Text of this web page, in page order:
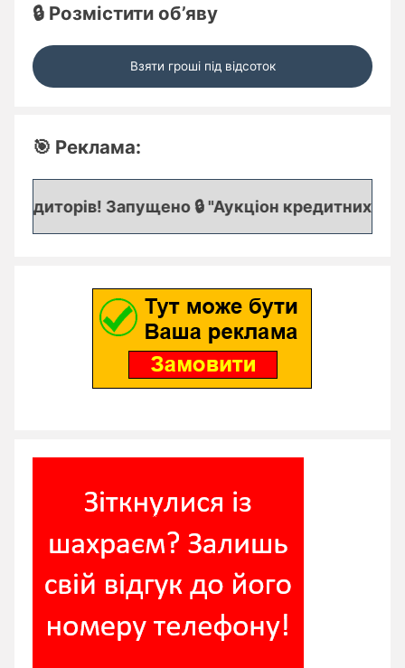
🔒 Розмістити об’яву
Взяти гроші під відсоток
🎯 Реклама:
Запущено 🔒 "Аукціон кредитних